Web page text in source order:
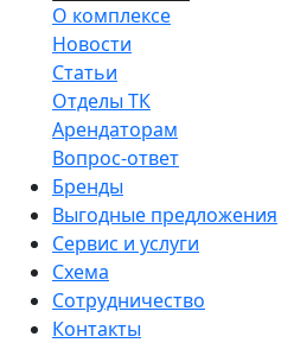
О комплексе
Новости
Статьи
Отделы ТК
Арендаторам
Вопрос-ответ
Бренды
Выгодные предложения
Сервис и услуги
Схема
Сотрудничество
Контакты